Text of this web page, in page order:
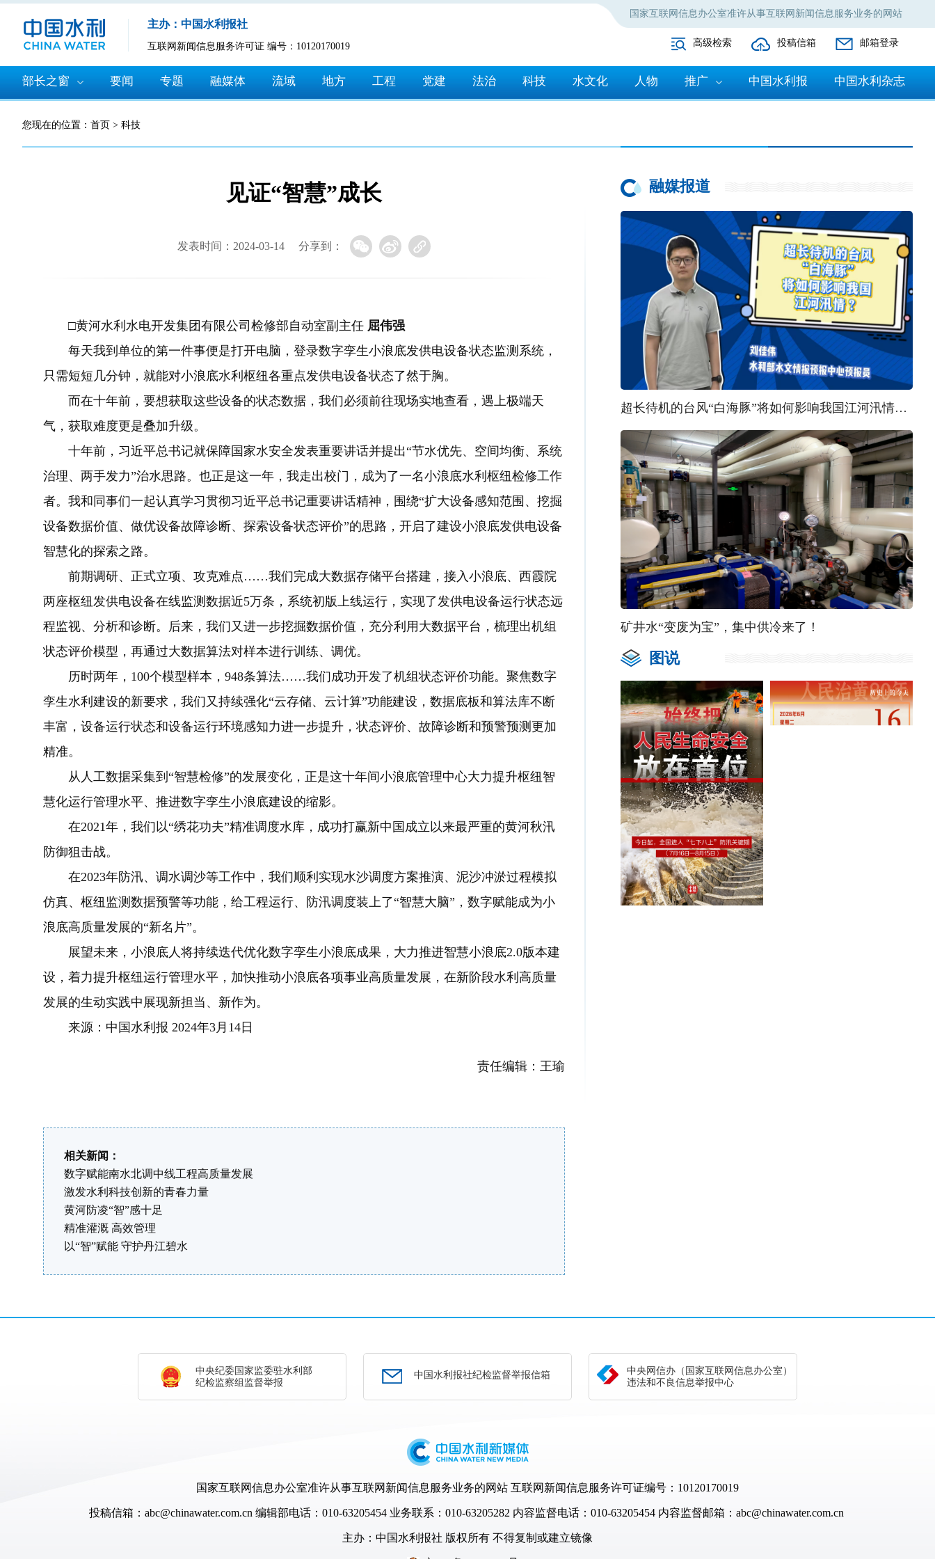
国家互联网信息办公室准许从事互联网新闻信息服务业务的网站
主办：中国水利报社
互联网新闻信息服务许可证 编号：10120170019 高级检索 投稿信箱 邮箱登录
部长之窗 要闻 专题 融媒体 流域 地方 工程 党建 法治 科技 水文化 人物 推广 中国水利报 中国水利杂志
您现在的位置： 首页 > 科技
见证“智慧”成长
发表时间：2024-03-14 分享到：
□黄河水利水电开发集团有限公司检修部自动室副主任 屈伟强
每天我到单位的第一件事便是打开电脑，登录数字孪生小浪底发供电设备状态监测系统，
只需短短几分钟，就能对小浪底水利枢纽各重点发供电设备状态了然于胸。
而在十年前，要想获取这些设备的状态数据，我们必须前往现场实地查看，遇上极端天
气，获取难度更是叠加升级。
十年前，习近平总书记就保障国家水安全发表重要讲话并提出“节水优先、空间均衡、系统
治理、两手发力”治水思路。也正是这一年，我走出校门，成为了一名小浪底水利枢纽检修工作
者。我和同事们一起认真学习贯彻习近平总书记重要讲话精神，围绕“扩大设备感知范围、挖掘
设备数据价值、做优设备故障诊断、探索设备状态评价”的思路，开启了建设小浪底发供电设备
智慧化的探索之路。
前期调研、正式立项、攻克难点……我们完成大数据存储平台搭建，接入小浪底、西霞院
两座枢纽发供电设备在线监测数据近5万条，系统初版上线运行，实现了发供电设备运行状态远
程监视、分析和诊断。后来，我们又进一步挖掘数据价值，充分利用大数据平台，梳理出机组
状态评价模型，再通过大数据算法对样本进行训练、调优。
历时两年，100个模型样本，948条算法……我们成功开发了机组状态评价功能。聚焦数字
孪生水利建设的新要求，我们又持续强化“云存储、云计算”功能建设，数据底板和算法库不断
丰富，设备运行状态和设备运行环境感知力进一步提升，状态评价、故障诊断和预警预测更加
精准。
从人工数据采集到“智慧检修”的发展变化，正是这十年间小浪底管理中心大力提升枢纽智
慧化运行管理水平、推进数字孪生小浪底建设的缩影。
在2021年，我们以“绣花功夫”精准调度水库，成功打赢新中国成立以来最严重的黄河秋汛
防御狙击战。
在2023年防汛、调水调沙等工作中，我们顺利实现水沙调度方案推演、泥沙冲淤过程模拟
仿真、枢纽监测数据预警等功能，给工程运行、防汛调度装上了“智慧大脑”，数字赋能成为小
浪底高质量发展的“新名片”。
展望未来，小浪底人将持续迭代优化数字孪生小浪底成果，大力推进智慧小浪底2.0版本建
设，着力提升枢纽运行管理水平，加快推动小浪底各项事业高质量发展，在新阶段水利高质量
发展的生动实践中展现新担当、新作为。
来源：中国水利报 2024年3月14日
责任编辑：王瑜
相关新闻：
数字赋能南水北调中线工程高质量发展
激发水利科技创新的青春力量
黄河防凌“智”感十足
精准灌溉 高效管理
以“智”赋能 守护丹江碧水
融媒报道
超长待机的台风“白海豚”将如何影响我国江河汛情？ | 汛问水雨情
矿井水“变废为宝”，集中供冷来了！
图说
中央纪委国家监委驻水利部
纪检监察组监督举报
中国水利报社纪检监督举报信箱
中央网信办（国家互联网信息办公室）
违法和不良信息举报中心
国家互联网信息办公室准许从事互联网新闻信息服务业务的网站 互联网新闻信息服务许可证编号：10120170019
投稿信箱：abc@chinawater.com.cn 编辑部电话：010-63205454 业务联系：010-63205282 内容监督电话：010-63205454 内容监督邮箱：abc@chinawater.com.cn
主办： 中国水利报社 版权所有 不得复制或建立镜像